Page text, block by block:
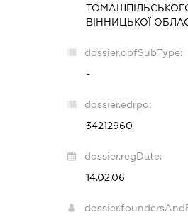
ВІННИЦЬКОЇ
dossier.opfSubType:
-
dossier.edrpo:
34212960
dossier.regDate:
14.02.06